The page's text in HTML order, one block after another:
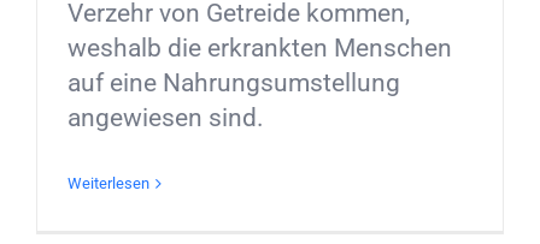
Verzehr von Getreide kommen,
weshalb die erkrankten Menschen
auf eine Nahrungsumstellung
angewiesen sind.
Weiterlesen